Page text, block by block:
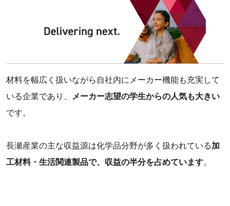
‌材料を幅広く扱いながら自社内にメーカー機能も充実して
いる企業であり、
メーカー志望の学生からの人気も大きい
です。
長瀬産業の主な収益源は化学品分野が多く扱われている加
工材料・生活関連製品で、収益の半分を占めています。